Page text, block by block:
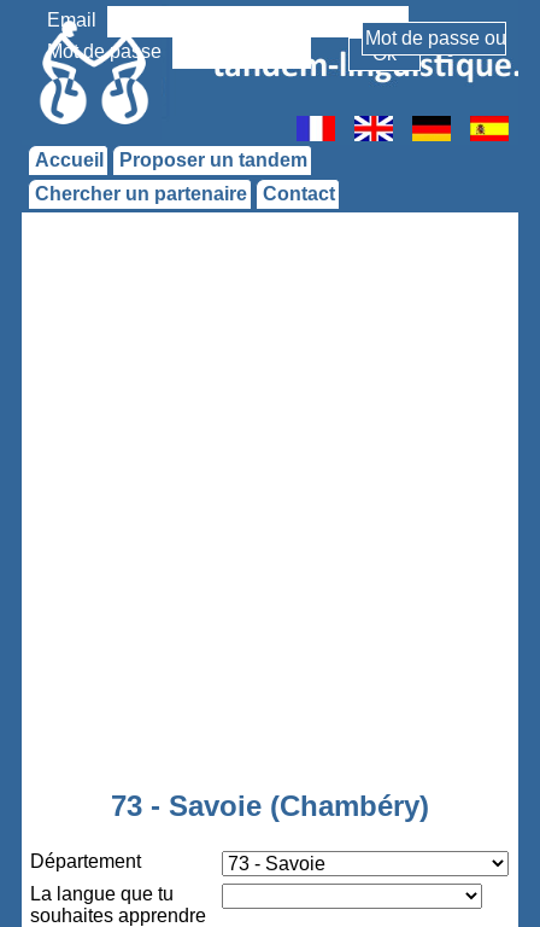
Email
Mot de passe
Accueil
Proposer un tandem
Chercher un partenaire
Contact
73 - Savoie (Chambéry)
Département
La langue que tu
souhaites apprendre